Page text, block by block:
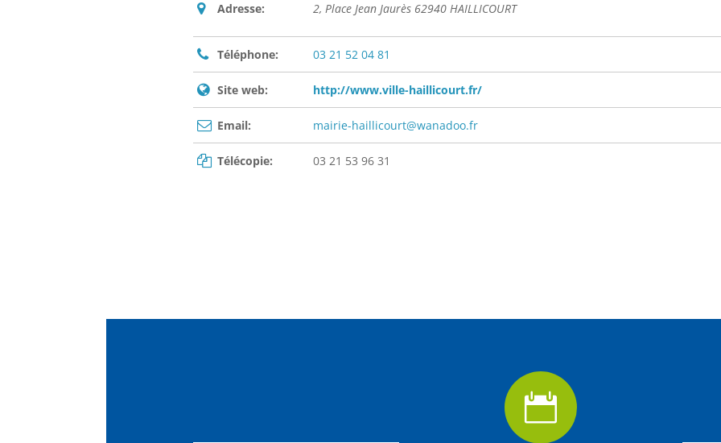
Adresse: 2, Place Jean Jaurès 62940 HAILLICOURT
Téléphone: 03 21 52 04 81
Site web: http://www.ville-haillicourt.fr/
Email: mairie-haillicourt@wanadoo.fr
Télécopie: 03 21 53 96 31
